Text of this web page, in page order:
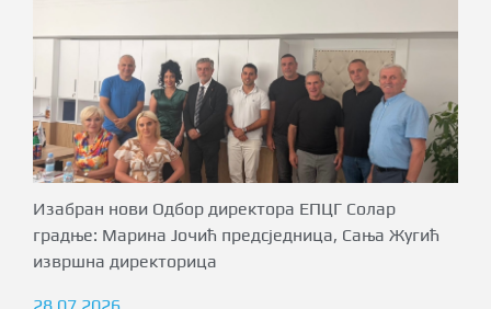
Изабран нови Одбор директора ЕПЦГ Солар
градње: Марина Јочић предсједница, Сања Жугић
извршна директорица